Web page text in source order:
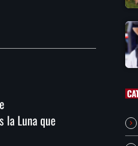
la Luna que